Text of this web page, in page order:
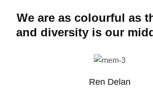
We are as colourful as
and diversity is our
Ren Delan